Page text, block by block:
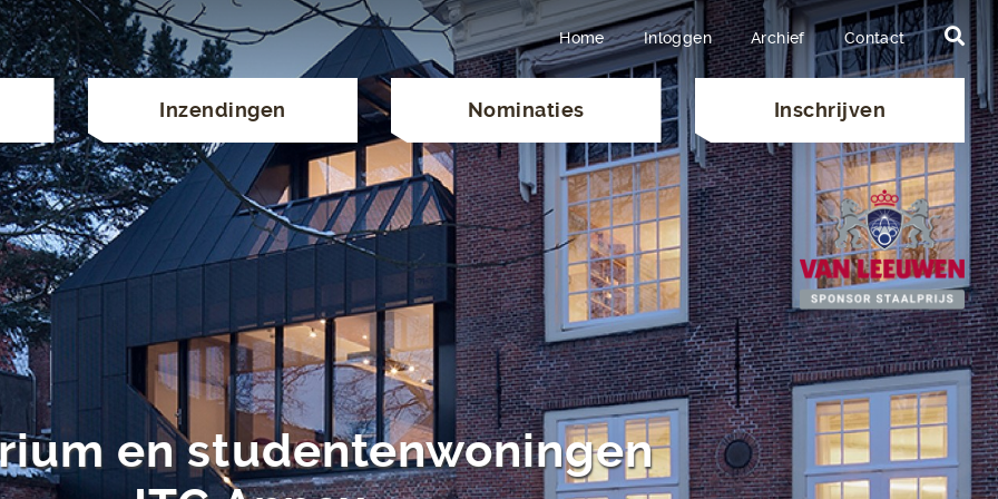
Inzendingen Nominaties Inschrijven
Home Inloggen Archief Contact
en studentenwoningen